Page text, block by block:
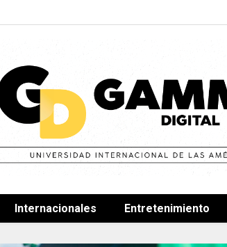
Internacionales Entretenimiento